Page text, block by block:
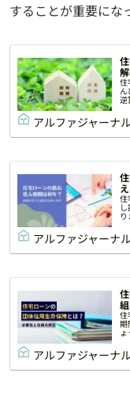
することが重要にな
住
逆
アルファジャーナ
住
アルファジャーナ
住
期
ょ
アルファジャーナ